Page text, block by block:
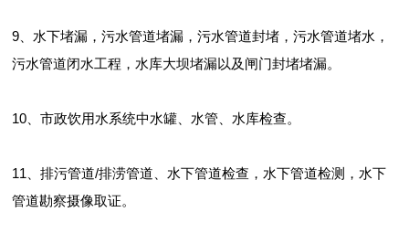
9、水下堵漏，污水管道堵漏，污水管道封堵，污水管道堵水，
污水管道闭水工程，水库大坝堵漏以及闸门封堵堵漏。
10、市政饮用水系统中水罐、水管、水库检查。
11、排污管道/排涝管道、水下管道检查，水下管道检测，水下
管道勘察摄像取证。